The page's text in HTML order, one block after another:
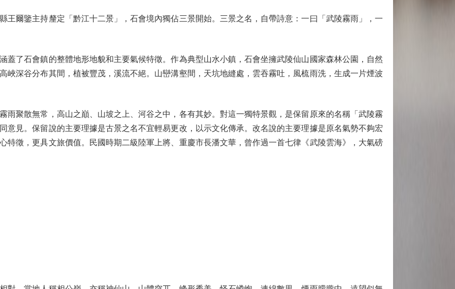
鑒主持釐定「黔江十二景」，石會境內獨佔三景開始。三景之名，自帶詩意：一曰「武陵霧雨」，一
石會鎮的整體地形地貌和主要氣候特徵。作為典型山水小鎮，石會坐擁武陵仙山國家森林公園，自然
峽深谷分布其間，植被豐茂，溪流不絕。山巒溝壑間，天坑地縫處，雲吞霧吐，風梳雨洗，生成一片煙波
散無常，高山之巔、山坡之上、河谷之中，各有其妙。對這一獨特景觀，是保留原來的名稱「武陵霧
意見。保留說的主要理據是古景之名不宜輕易更改，以示文化傳承。改名說的主要理據是原名氣勢不夠宏
特徵，更具文旅價值。民國時期二級陸軍上將、重慶市長潘文華，曾作過一首七律《武陵雲海》，大氣磅